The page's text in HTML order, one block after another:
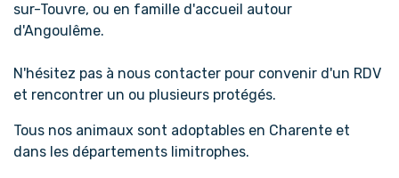
sur-Touvre, ou en famille d'accueil autour
d'Angoulême.
N'hésitez pas à nous contacter pour convenir d'un RDV
et rencontrer un ou plusieurs protégés.
Tous nos animaux sont adoptables en Charente et
dans les départements limitrophes.